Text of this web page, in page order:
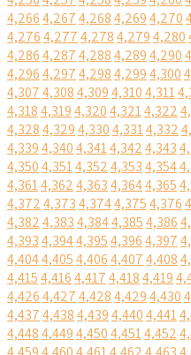
4,2664,2674,2684,2694,270
4,2764,2774,2784,2794,280
4,2864,2874,2884,2894,290
4,2964,2974,2984,2994,300
4,3074,3084,3094,3104,311
4,3184,3194,3204,3214,322
4,3284,3294,3304,3314,332
4,3394,3404,3414,3424,343
4,3504,3514,3524,3534,354
4,3614,3624,3634,3644,365
4,3724,3734,3744,3754,376
4,3824,3834,3844,3854,386
4,3934,3944,3954,3964,397
4,4044,4054,4064,4074,408
4,4154,4164,4174,4184,419
4,4264,4274,4284,4294,430
4,4374,4384,4394,4404,441
4,4484,4494,4504,4514,452